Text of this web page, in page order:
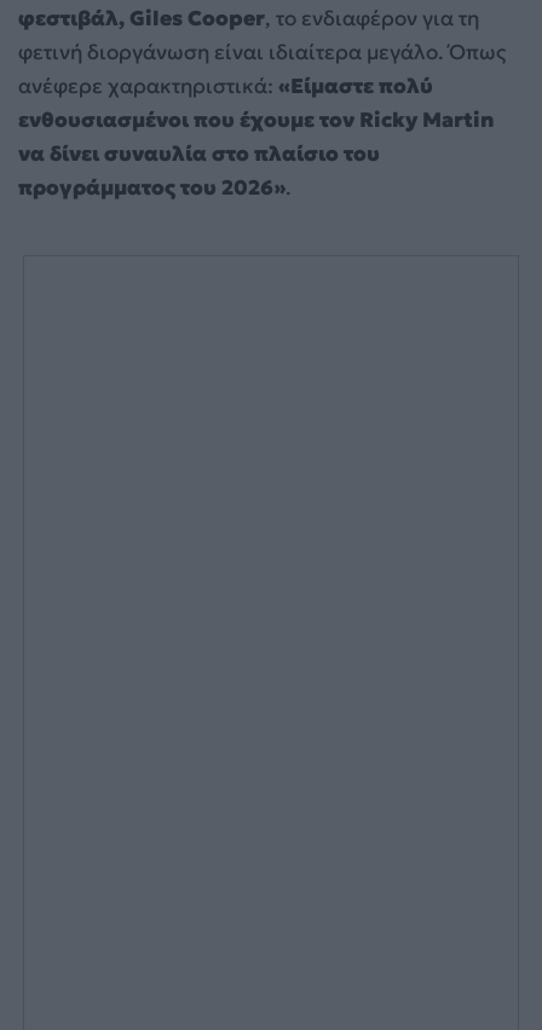
φεστιβάλ, Giles Cooper, το ενδιαφέρον για τη
φετινή διοργάνωση είναι ιδιαίτερα μεγάλο. Όπως
ανέφερε χαρακτηριστικά: «Είμαστε πολύ
ενθουσιασμένοι που έχουμε τον Ricky Martin
να δίνει συναυλία στο πλαίσιο του
προγράμματος του 2026».